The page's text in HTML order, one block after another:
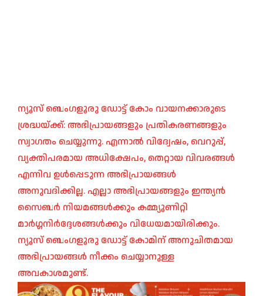
ന്യൂസ് ബെംഗളൂരു ഡോട്ട് കോം വായനക്കാരുടെ
ശ്രദ്ധയ്ക്ക്: അഭിപ്രായങ്ങളും പ്രതികരണങ്ങളും
സ്വാഗതം ചെയ്യുന്നു. എന്നാൽ വിദ്വേഷം, വെറുപ്പ്,
വ്യക്തിപരമായ അധിക്ഷേപം, തെറ്റായ വിവരങ്ങൾ
എന്നിവ ഉൾപ്പെടുന്ന അഭിപ്രായങ്ങൾ
അനുവദിക്കില്ല. എല്ലാ അഭിപ്രായങ്ങളും ഇന്ത്യൻ
സൈബർ നിയമങ്ങൾക്കും കമ്മ്യൂണിറ്റി
മാർഗ്ഗനിർദ്ദേശങ്ങൾക്കും വിധേയമായിരിക്കും.
ന്യൂസ് ബെംഗളൂരു ഡോട്ട് കോമിന് അനുചിതമായ
അഭിപ്രായങ്ങൾ നീക്കം ചെയ്യാനുള്ള
അവകാശമുണ്ട്.